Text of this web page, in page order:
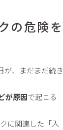
の危険を
が、まだまだ続き
が原因で起こる
に関連した「入